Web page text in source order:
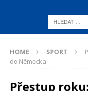
HOME SPORT
do Německa
Přestup